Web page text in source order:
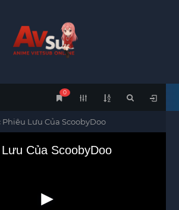
0
Phiêu Lưu Của ScoobyDoo
Của ScoobyDoo